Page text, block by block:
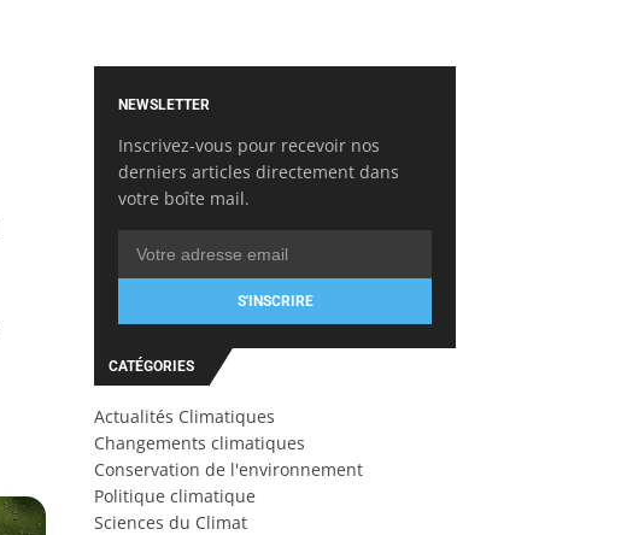
NEWSLETTER
Inscrivez-vous pour recevoir nos
derniers articles directement dans
votre boîte mail.
S'INSCRIRE
CATÉGORIES
Actualités Climatiques
Changements climatiques
Conservation de l'environnement
Politique climatique
Sciences du Climat